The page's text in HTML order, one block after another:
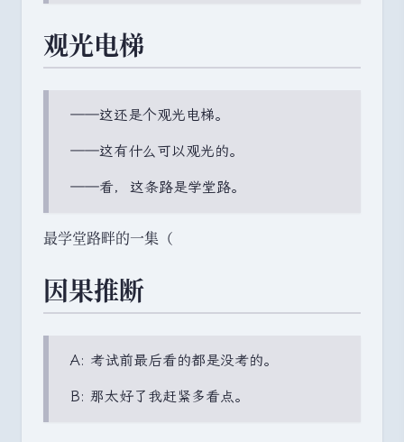
观光电梯
——这还是个观光电梯。
——这有什么可以观光的。
——看， 这条路是学堂路。
最学堂路畔的一集 （
因果推断
A: 考试前最后看的都是没考的。
B: 那太好了我赶紧多看点。